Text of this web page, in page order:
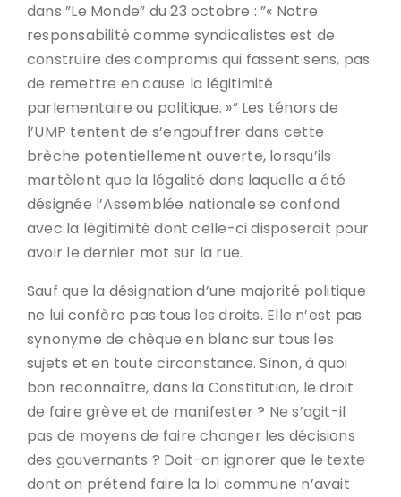
dans ”Le Monde” du 23 octobre : ”« Notre
responsabilité comme syndicalistes est de
construire des compromis qui fassent sens, pas
de remettre en cause la légitimité
parlementaire ou politique. »” Les ténors de
l’UMP tentent de s’engouffrer dans cette
brèche potentiellement ouverte, lorsqu’ils
martèlent que la légalité dans laquelle a été
désignée l’Assemblée nationale se confond
avec la légitimité dont celle-ci disposerait pour
avoir le dernier mot sur la rue.
Sauf que la désignation d’une majorité politique
ne lui confère pas tous les droits. Elle n’est pas
synonyme de chèque en blanc sur tous les
sujets et en toute circonstance. Sinon, à quoi
bon reconnaître, dans la Constitution, le droit
de faire grève et de manifester ? Ne s’agit-il
pas de moyens de faire changer les décisions
des gouvernants ? Doit-on ignorer que le texte
dont on prétend faire la loi commune n’avait